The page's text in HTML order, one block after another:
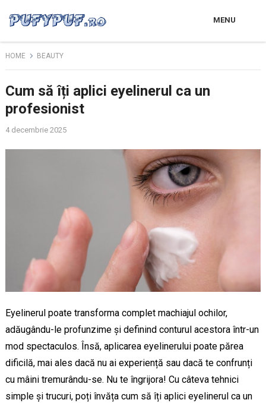
MENU
HOME BEAUTY
Cum să îți aplici eyelinerul ca un
profesionist
4 decembrie 2025
Eyelinerul poate transforma complet machiajul ochilor,
adăugându-le profunzime și definind conturul acestora într-un
mod spectaculos. Însă, aplicarea eyelinerului poate părea
dificilă, mai ales dacă nu ai experiență sau dacă te confrunți
cu mâini tremurându-se. Nu te îngrijora! Cu câteva tehnici
simple și trucuri, poți învăța cum să îți aplici eyelinerul ca un